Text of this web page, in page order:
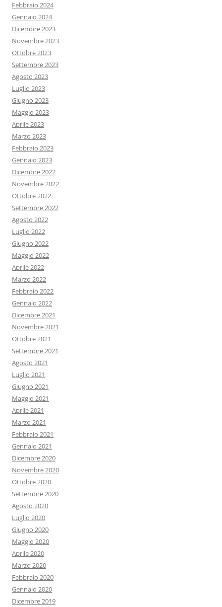
Febbraio 2024
Gennaio 2024
Dicembre 2023
Novembre 2023
Ottobre 2023
Settembre 2023
Agosto 2023
Luglio 2023
Giugno 2023
Maggio 2023
Aprile 2023
Marzo 2023
Febbraio 2023
Gennaio 2023
Dicembre 2022
Novembre 2022
Ottobre 2022
Settembre 2022
Agosto 2022
Luglio 2022
Giugno 2022
Maggio 2022
Aprile 2022
Marzo 2022
Febbraio 2022
Gennaio 2022
Dicembre 2021
Novembre 2021
Ottobre 2021
Settembre 2021
Agosto 2021
Luglio 2021
Giugno 2021
Maggio 2021
Aprile 2021
Marzo 2021
Febbraio 2021
Gennaio 2021
Dicembre 2020
Novembre 2020
Ottobre 2020
Settembre 2020
Agosto 2020
Luglio 2020
Giugno 2020
Maggio 2020
Aprile 2020
Marzo 2020
Febbraio 2020
Gennaio 2020
Dicembre 2019